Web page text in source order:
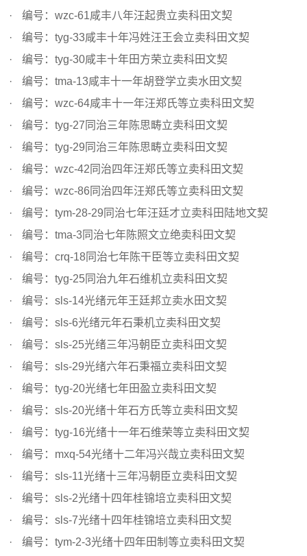
编号：wzc-61咸丰八年汪起贵立卖科田文契
编号：tyg-33咸丰十年冯姓汪王会立卖科田文契
编号：tyg-30咸丰十年田方荣立卖科田文契
编号：tma-13咸丰十一年胡登学立卖水田文契
编号：wzc-64咸丰十一年汪郑氏等立卖科田文契
编号：tyg-27同治三年陈思畴立卖科田文契
编号：tyg-29同治三年陈思畴立卖科田文契
编号：wzc-42同治四年汪郑氏等立卖科田文契
编号：wzc-86同治四年汪郑氏等立卖科田文契
编号：tym-28-29同治七年汪廷才立卖科田陆地文契
编号：tma-3同治七年陈照文立绝卖科田文契
编号：crq-18同治七年陈干臣等立卖科田文契
编号：tyg-25同治九年石维机立卖科田文契
编号：sls-14光绪元年王廷邦立卖水田文契
编号：sls-6光绪元年石秉机立卖科田文契
编号：sls-25光绪三年冯朝臣立卖科田文契
编号：sls-29光绪六年石秉福立卖科田文契
编号：tyg-20光绪七年田盈立卖科田文契
编号：sls-20光绪十年石方氏等立卖科田文契
编号：tyg-16光绪十一年石维荣等立卖科田文契
编号：mxq-54光绪十二年冯兴哉立卖科田文契
编号：sls-11光绪十三年冯朝臣立卖科田文契
编号：sls-2光绪十四年桂锦培立卖科田文契
编号：sls-7光绪十四年桂锦培立卖科田文契
编号：tym-2-3光绪十四年田制等立卖科田文契